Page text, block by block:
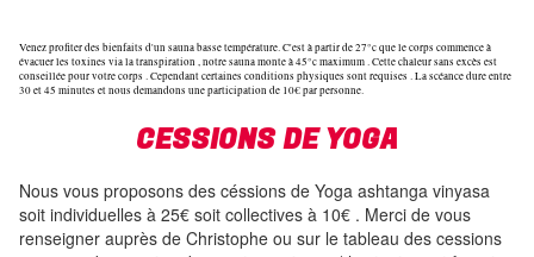
Venez profiter des bienfaits d'un sauna basse température. C'est à partir de 27°c que le corps commence à
évacuer les toxines via la transpiration , notre sauna monte à 45°c maximum . Cette chaleur sans excès est
conseillée pour votre corps . Cependant certaines conditions physiques sont requises . La scéance dure entre
30 et 45 minutes et nous demandons une participation de 10€ par personne.
CESSIONS DE YOGA
Nous vous proposons des céssions de Yoga ashtanga vinyasa
soit individuelles à 25€ soit collectives à 10€ . Merci de vous
renseigner auprès de Christophe ou sur le tableau des cessions